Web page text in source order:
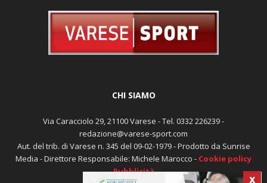
X
CHI SIAMO
Via Caracciolo 29, 21100 Varese - Tel. 0332 226239 -
redazione@varese-sport.com
Aut. del trib. di Varese n. 345 del 09-02-1979 - Prodotto da Sunrise
Media - Direttore Responsabile: Michele Marocco - Cookie policy
Pubblicità